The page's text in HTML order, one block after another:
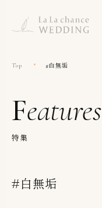
Top #白無垢
Features
特集
#白無垢